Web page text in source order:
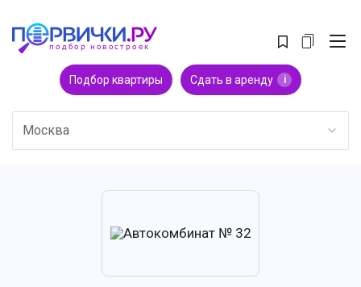
Подбор квартиры Сдать в аренду i
Москва